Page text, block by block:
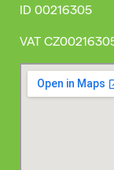
ID 00216305
VAT